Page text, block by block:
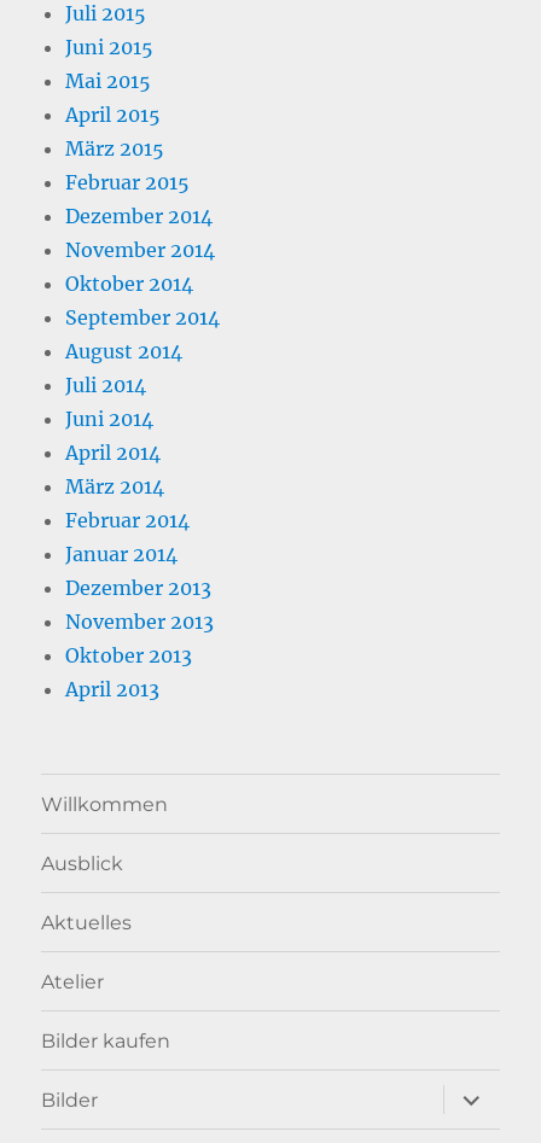
Juli 2015
Juni 2015
Mai 2015
April 2015
März 2015
Februar 2015
Dezember 2014
November 2014
Oktober 2014
September 2014
August 2014
Juli 2014
Juni 2014
April 2014
März 2014
Februar 2014
Januar 2014
Dezember 2013
November 2013
Oktober 2013
April 2013
Willkommen
Ausblick
Aktuelles
Atelier
Bilder kaufen
Bilder
anzeigen